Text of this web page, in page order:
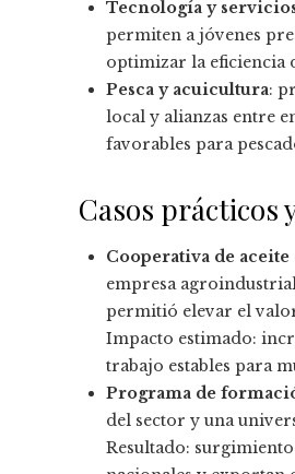
Tecnología y
permiten a jóvenes
optimizar la eficiencia
Pesca y acuicultura:
local y alianzas entre
favorables para
Casos prácticos
Cooperativa de
empresa
permitió elevar el
Impacto estimado:
trabajo estables para
Programa de
del sector y una
Resultado: